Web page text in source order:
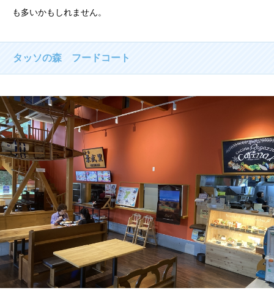
も多いかもしれません。
タッソの森 フードコート